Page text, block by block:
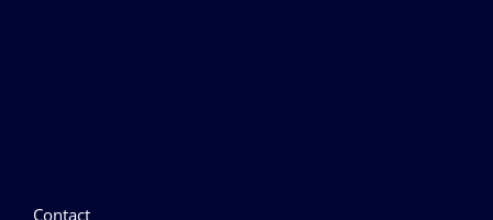
Contact